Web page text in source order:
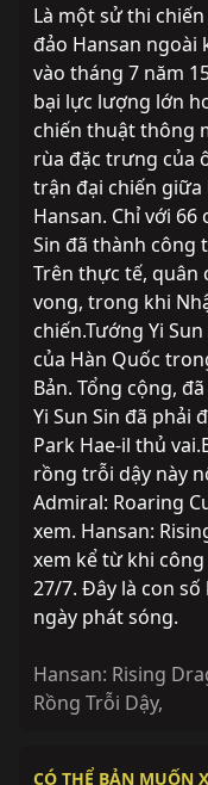
Là một sử thi
đảo Hansan ngoài
vào tháng 7 năm
bại lực lượng lớn
chiến thuật thông
rùa đặc trưng của
trận đại chiến giữa
Hansan. Chỉ với 66
Sin đã thành công
Trên thực tế, quân
vong, trong khi
chiến.Tướng Yi
của Hàn Quốc
Bản. Tổng cộng,
Yi Sun Sin đã phải
Park Hae-il thủ
rồng trỗi dậy này
Admiral: Roaring
xem. Hansan:
xem kể từ khi
27/7. Đây là con
ngày phát sóng.
Hansan: Rising
Rồng Trỗi Dậy,
CÓ THỂ BẢN MUỐN